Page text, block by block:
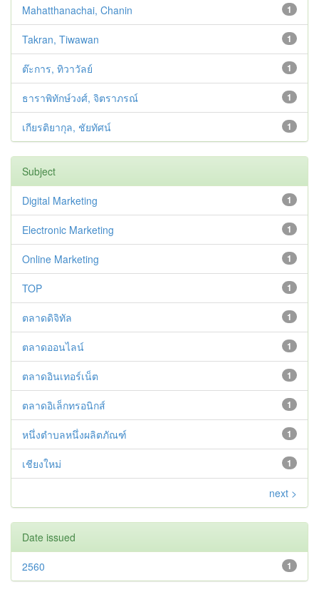
1
Mahatthanachai, Chanin
1
Takran, Tiwawan
1
ต๊ะการ, ทิวาวัลย์
1
ธาราพิทักษ์วงศ์, จิตราภรณ์
1
เกียรติยากุล, ชัยทัศน์
Subject
1
Digital Marketing
1
Electronic Marketing
1
Online Marketing
1
TOP
1
ตลาดดิจิทัล
1
ตลาดออนไลน์
1
ตลาดอินเทอร์เน็ต
1
ตลาดอิเล็กทรอนิกส์
1
หนึ่งตำบลหนึ่งผลิตภัณฑ์
1
เชียงใหม่
next >
Date issued
1
2560